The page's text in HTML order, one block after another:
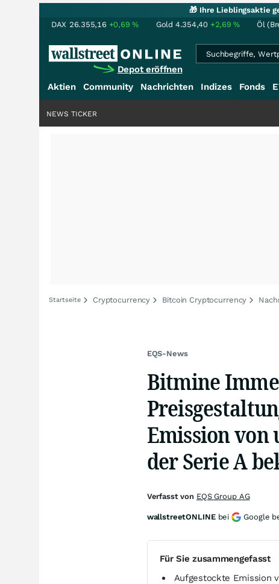
🎁 Ihre Lieblingsaktie
DAX 26.355,16 +0,69% Gold 4.354,40 +2,69% Öl
Depot eröffnen
Aktien Community Nachrichten Indizes Fonds
NEWS TICKER
Startseite Cryptocurrency Bitcoin Cryptocurrency
EQS-News
Bitmine
Emission
der Serie A
Für Sie zusammengefasst
Aufgestockte Emission
Verfasst von EQS Group AG
wallstreetONLINE bei Google